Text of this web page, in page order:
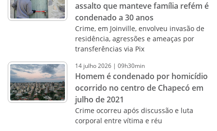
assalto que manteve família refém é
condenado a 30 anos
Crime, em Joinville, envolveu invasão de
residência, agressões e ameaças por
transferências via Pix
14 julho2026 | 09h30min
Homem é condenado por homicídio
ocorrido no centro de Chapecó em
julho de 2021
Crime ocorreu após discussão e luta
corporal entre vítima e réu